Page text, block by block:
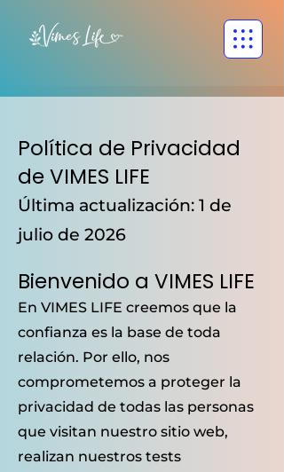
Política de Privacidad
de VIMES LIFE
Última actualización: 1 de
julio de 2026
Bienvenido a VIMES LIFE
En VIMES LIFE creemos que la
confianza es la base de toda
relación. Por ello, nos
comprometemos a proteger la
privacidad de todas las personas
que visitan nuestro sitio web,
realizan nuestros tests